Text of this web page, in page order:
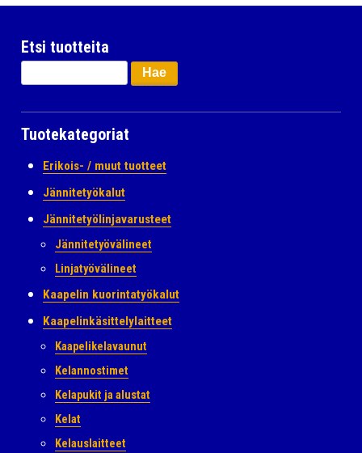
Etsi tuotteita
Haku:
Tuotekategoriat
Erikois- / muut tuotteet
Jännitetyökalut
Jännitetyölinjavarusteet
Jännitetyövälineet
Linjatyövälineet
Kaapelin kuorintatyökalut
Kaapelinkäsittelylaitteet
Kaapelikelavaunut
Kelannostimet
Kelapukit ja alustat
Kelat
Kelauslaitteet